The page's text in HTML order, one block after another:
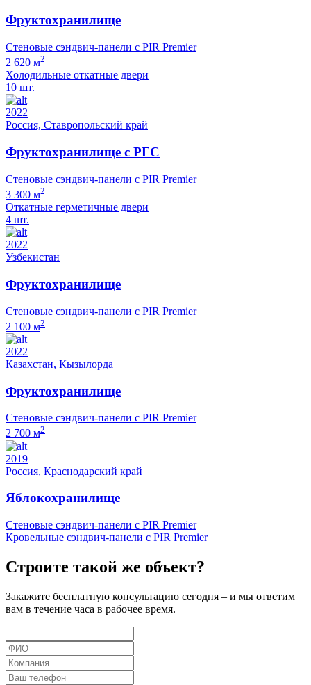
Фруктохранилище
Стеновые сэндвич-панели с PIR Premier
2 620 м2
Холодильные откатные двери
10 шт.
2022
Россия, Ставропольский край
Фруктохранилище с РГС
Стеновые сэндвич-панели с PIR Premier
3 300 м2
Откатные герметичные двери
4 шт.
2022
Узбекистан
Фруктохранилище
Стеновые сэндвич-панели с PIR Premier
2 100 м2
2022
Казахстан, Кызылорда
Фруктохранилище
Стеновые сэндвич-панели с PIR Premier
2 700 м2
2019
Россия, Краснодарский край
Яблокохранилище
Стеновые сэндвич-панели с PIR Premier
Кровельные сэндвич-панели с PIR Premier
Строите такой же объект?
Закажите бесплатную консультацию сегодня – и мы ответим
вам в течение часа в рабочее время.